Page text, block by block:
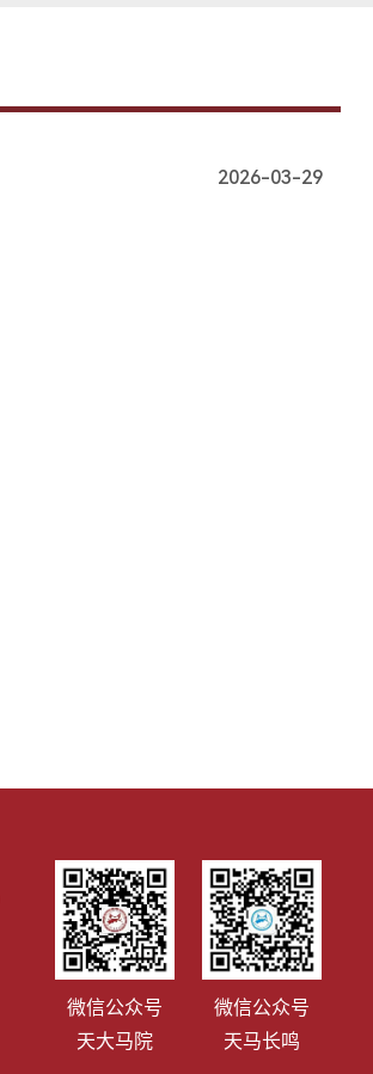
2026-03-29
微信公众号
天大马院
微信公众号
天马长鸣